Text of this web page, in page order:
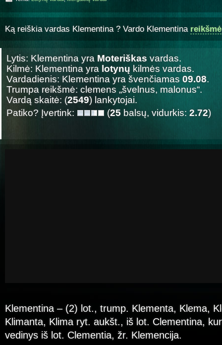
Ką reiškia vardas Klementina ? Vardo Klementina reikšmė
Lytis: Klementina yra Moteriškas vardas.
Kilmė: Klementina yra lotynų kilmės vardas.
Vardadienis: Klementina yra švenčiamas 09.08.
Trumpa reikšmė: clemens „švelnus, malonus“.
Vardą skaitė: (2549) lankytojai.
Patiko? Įvertink:
(25 balsų, vidurkis: 2.72)
Klementina – (2) lot., trump. Klementa, Klema,
Klimanta, Klima ryt. aukšt., iš lot. Clementina,
vedinys iš lot. Clementia, žr. Klemencija.